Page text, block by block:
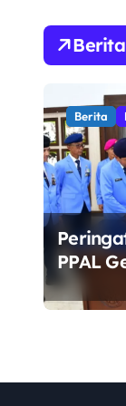
Berita
Berita
PPAL
dan
TMP